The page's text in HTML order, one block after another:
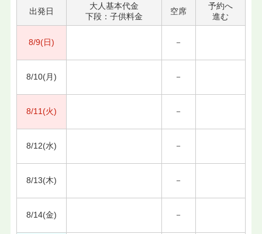
出発日
大人基本代金
下段：子供料金
空席
予約へ
進む
8/9(日) －
8/10(月) －
8/11(火) －
8/12(水) －
8/13(木) －
8/14(金) －